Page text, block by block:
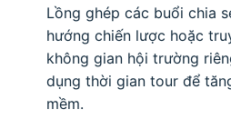
Lồng ghép các buổi chia
hướng chiến lược hoặc
không gian hội trường
dụng thời gian tour để
mềm.